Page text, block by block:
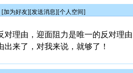
[加为好友][发送消息][个人空间]
对理由，迎面阻力是唯一的反对理
来了，对我来说，就够了！